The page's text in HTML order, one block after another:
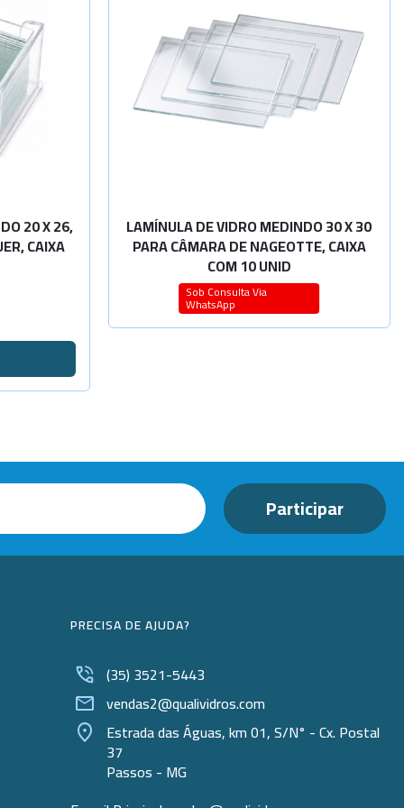
20 X 26,
CAIXA
LAMÍNULA DE VIDRO MEDINDO 30 X 30
PARA CÂMARA DE NAGEOTTE, CAIXA
COM 10 UNID
Sob Consulta Via
WhatsApp
PRECISA DE AJUDA?
(35) 3521-5443
vendas2@qualividros.com
Estrada das Águas, km 01, S/N° - Cx. Postal
37
Passos - MG